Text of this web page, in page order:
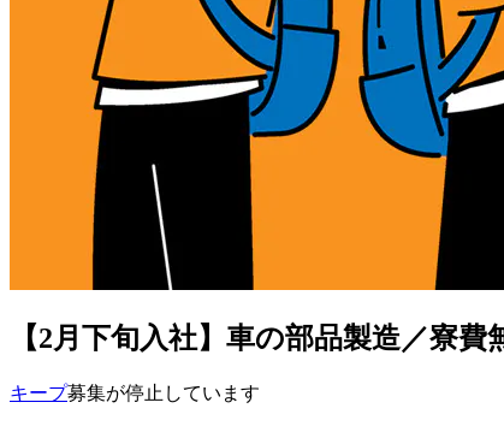
【2月下旬入社】車の部品製造／寮
キープ募集が停止しています